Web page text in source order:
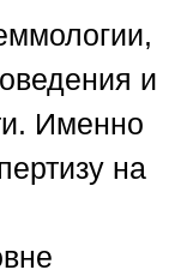
и
Именно
на